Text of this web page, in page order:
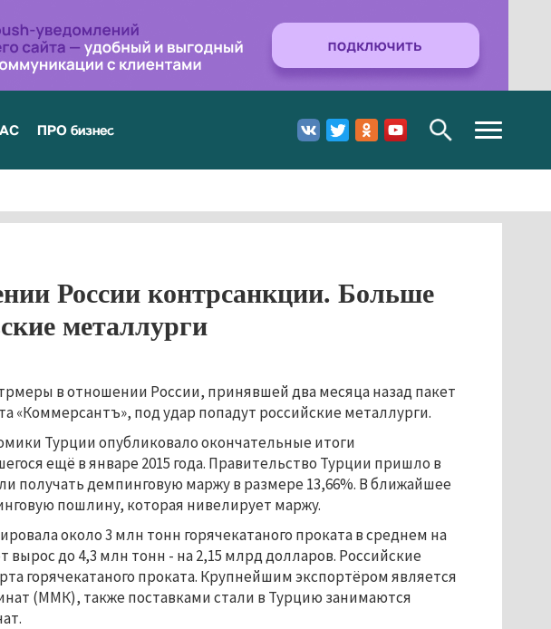
ПРО бизнес
Toggle
navigation
России контрсанкции. Больше
металлурги
в отношении России, принявшей два месяца назад пакет
«Коммерсантъ», под удар попадут российские металлурги.
Турции опубликовало окончательные итоги
ещё в январе 2015 года. Правительство Турции пришло в
получать демпинговую маржу в размере 13,66%. В ближайшее
пошлину, которая нивелирует маржу.
около 3 млн тонн горячекатаного проката в среднем на
вырос до 4,3 млн тонн - на 2,15 млрд долларов. Российские
горячекатаного проката. Крупнейшим экспортёром является
(ММК), также поставками стали в Турцию занимаются